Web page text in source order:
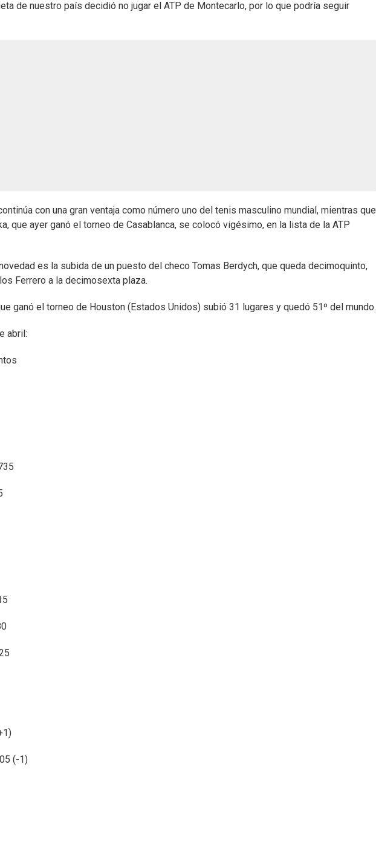
de nuestro país decidió no jugar el ATP de Montecarlo, por lo que podría seguir
con una gran ventaja como número uno del tenis masculino mundial, mientras que
que ayer ganó el torneo de Casablanca, se colocó vigésimo, en la lista de la ATP
es la subida de un puesto del checo Tomas Berdych, que queda decimoquinto,
Ferrero a la decimosexta plaza.
ganó el torneo de Houston (Estados Unidos) subió 31 lugares y quedó 51º del mundo.
abril:
(-1)